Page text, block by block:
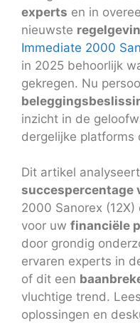
experts en in
nieuwste
Immediate 2000
in 2025 behoorlijk
gekregen. Nu
inzicht in de
dergelijke platforms
Dit artikel
succespercentage
2000 Sanorex
voor uw financiële
door grondig
ervaren experts in
of dit een
vluchtige trend.
oplossingen en